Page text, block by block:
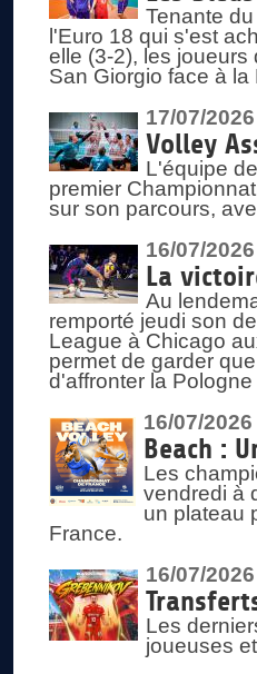
Tenante
l'Euro 18 qui s'est
elle (3-2), les
San Giorgio face à la
17/07/2026
Volley
L'équipe
premier
sur son parcours,
16/07/2026
La
Au
remporté jeudi son
League à Chicago
permet de garder
d'affronter la
16/07/2026
Beach :
Les
vendredi à
un plateau
France.
16/07/2026
Les
joueuses